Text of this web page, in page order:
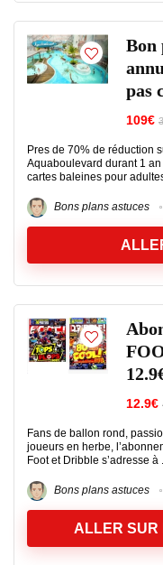
Bon
pas
109€
Pres de 70% de réduction
Aquaboulevard durant 1
cartes baleines pour
Bons plans astuces
12.9€
Fans de ballon rond,
joueurs en herbe,
Foot et Dribble s’adresse à
Bons plans astuces
ALLER SUR